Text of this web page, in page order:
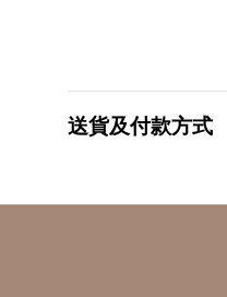
送貨及付款方式